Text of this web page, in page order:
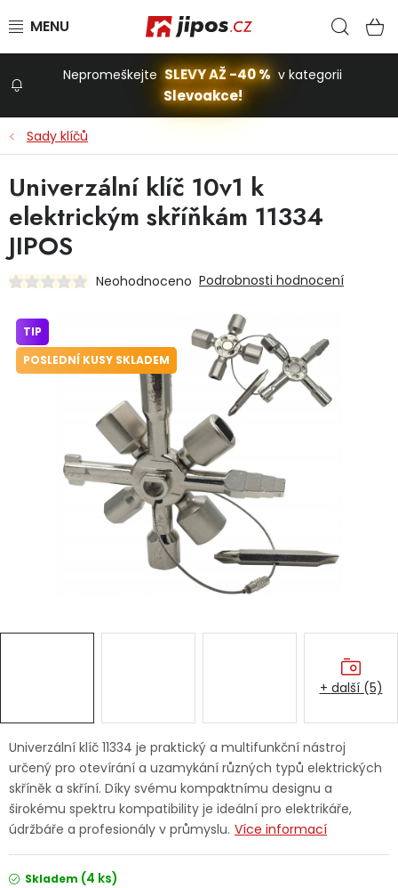
Stavba a dům
Dílna
Domácnost
Dětská hřiště
Autodoplňky
Jaký je aktuální stav mé objednávky?
Nepromeškejte SLEVY AŽ -40 % v kategorii
Slevoakce!
Sady klíčů
Univerzální klíč 11334 je praktický a multifunkční nástroj
určený pro otevírání a uzamykání různých typů elektrických
skříněk a skříní. Díky svému kompaktnímu designu a
širokému spektru kompatibility je ideální pro elektrikáře,
údržbáře a profesionály v průmyslu. Více informací
Skladem (4 ks)
Univerzální klíč 10v1 k
elektrickým skříňkám 11334
JIPOS
Neohodnoceno Podrobnosti hodnocení
TIP
POSLEDNÍ KUSY SKLADEM
+ další (5)